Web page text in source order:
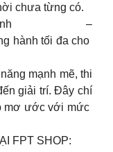
chưa từng có.
–
hành tối đa cho
mạnh mẽ, thi
giải trí. Đây chí
mơ ước với mức
FPT SHOP: